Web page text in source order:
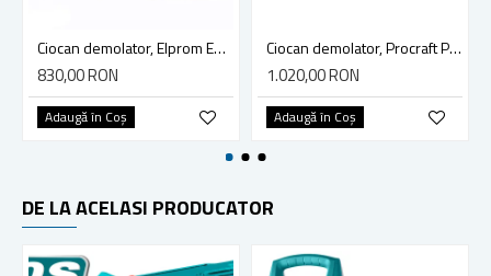
Ciocan demolator, Elprom EMO-2200, 2200 W, 1400 BPM, 47 J
830,00 RON
Adaugă în Coş
Ciocan demolator, Procraft PSH 2700, 1400 W, 1450 BPM, 46 J
1.020,00 RON
Adaugă în Coş
DE LA ACELASI PRODUCATOR